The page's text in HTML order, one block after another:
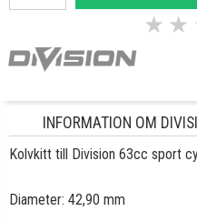
★ ★
INFORMATION OM
Kolvkitt till Division 63cc sport
Diameter: 42,90 mm